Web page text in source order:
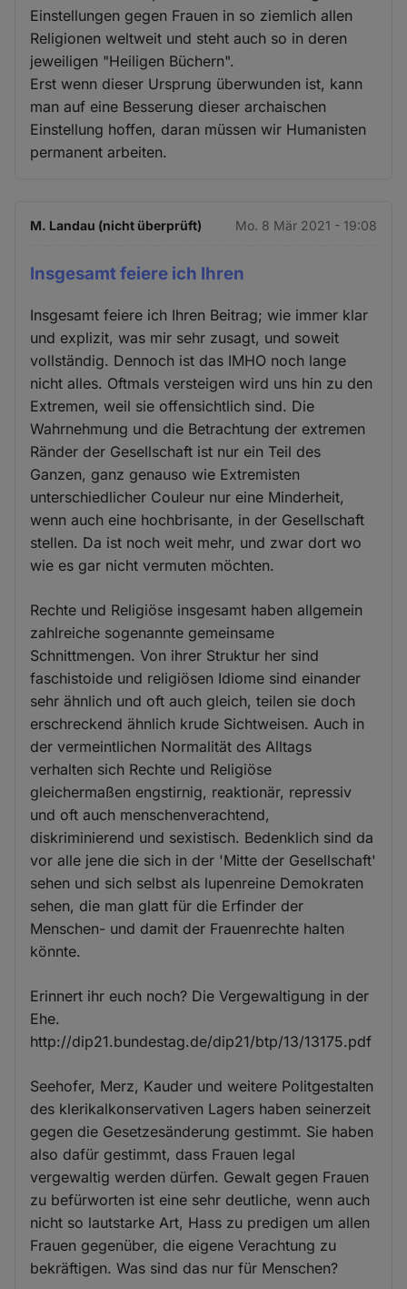
Einstellungen gegen Frauen in so ziemlich allen
Religionen weltweit und steht auch so in deren
jeweiligen "Heiligen Büchern".
Erst wenn dieser Ursprung überwunden ist, kann
man auf eine Besserung dieser archaischen
Einstellung hoffen, daran müssen wir Humanisten
permanent arbeiten.
M. Landau (nicht überprüft) Mo. 8 Mär 2021 - 19:08
Insgesamt feiere ich Ihren
Insgesamt feiere ich Ihren Beitrag; wie immer klar
und explizit, was mir sehr zusagt, und soweit
vollständig. Dennoch ist das IMHO noch lange
nicht alles. Oftmals versteigen wird uns hin zu den
Extremen, weil sie offensichtlich sind. Die
Wahrnehmung und die Betrachtung der extremen
Ränder der Gesellschaft ist nur ein Teil des
Ganzen, ganz genauso wie Extremisten
unterschiedlicher Couleur nur eine Minderheit,
wenn auch eine hochbrisante, in der Gesellschaft
stellen. Da ist noch weit mehr, und zwar dort wo
wie es gar nicht vermuten möchten.
Rechte und Religiöse insgesamt haben allgemein
zahlreiche sogenannte gemeinsame
Schnittmengen. Von ihrer Struktur her sind
faschistoide und religiösen Idiome sind einander
sehr ähnlich und oft auch gleich, teilen sie doch
erschreckend ähnlich krude Sichtweisen. Auch in
der vermeintlichen Normalität des Alltags
verhalten sich Rechte und Religiöse
gleichermaßen engstirnig, reaktionär, repressiv
und oft auch menschenverachtend,
diskriminierend und sexistisch. Bedenklich sind da
vor alle jene die sich in der 'Mitte der Gesellschaft'
sehen und sich selbst als lupenreine Demokraten
sehen, die man glatt für die Erfinder der
Menschen- und damit der Frauenrechte halten
könnte.
Erinnert ihr euch noch? Die Vergewaltigung in der
Ehe.
http://dip21.bundestag.de/dip21/btp/13/13175.pdf
Seehofer, Merz, Kauder und weitere Politgestalten
des klerikalkonservativen Lagers haben seinerzeit
gegen die Gesetzesänderung gestimmt. Sie haben
also dafür gestimmt, dass Frauen legal
vergewaltig werden dürfen. Gewalt gegen Frauen
zu befürworten ist eine sehr deutliche, wenn auch
nicht so lautstarke Art, Hass zu predigen um allen
Frauen gegenüber, die eigene Verachtung zu
bekräftigen. Was sind das nur für Menschen?
und
Cookies